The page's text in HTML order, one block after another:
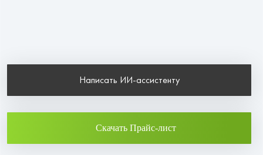
Написать ИИ-ассистенту
Скачать Прайс-лист